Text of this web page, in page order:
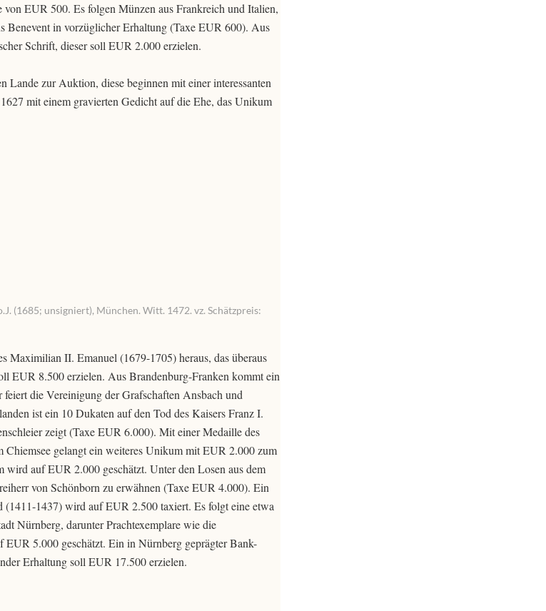
EUR 500. Es folgen Münzen aus Frankreich und Italien,
Benevent in vorzüglicher Erhaltung (Taxe EUR 600). Aus
Schrift, dieser soll EUR 2.000 erzielen.
Lande zur Auktion, diese beginnen mit einer interessanten
mit einem gravierten Gedicht auf die Ehe, das Unikum
(1685; unsigniert), München. Witt. 1472. vz. Schätzpreis:
Maximilian II. Emanuel (1679-1705) heraus, das überaus
EUR 8.500 erzielen. Aus Brandenburg-Franken kommt ein
die Vereinigung der Grafschaften Ansbach und
ist ein 10 Dukaten auf den Tod des Kaisers Franz I.
zeigt (Taxe EUR 6.000). Mit einer Medaille des
gelangt ein weiteres Unikum mit EUR 2.000 zum
auf EUR 2.000 geschätzt. Unter den Losen aus dem
von Schönborn zu erwähnen (Taxe EUR 4.000). Ein
1437) wird auf EUR 2.500 taxiert. Es folgt eine etwa
Nürnberg, darunter Prachtexemplare wie die
5.000 geschätzt. Ein in Nürnberg geprägter Bank-
Erhaltung soll EUR 17.500 erzielen.